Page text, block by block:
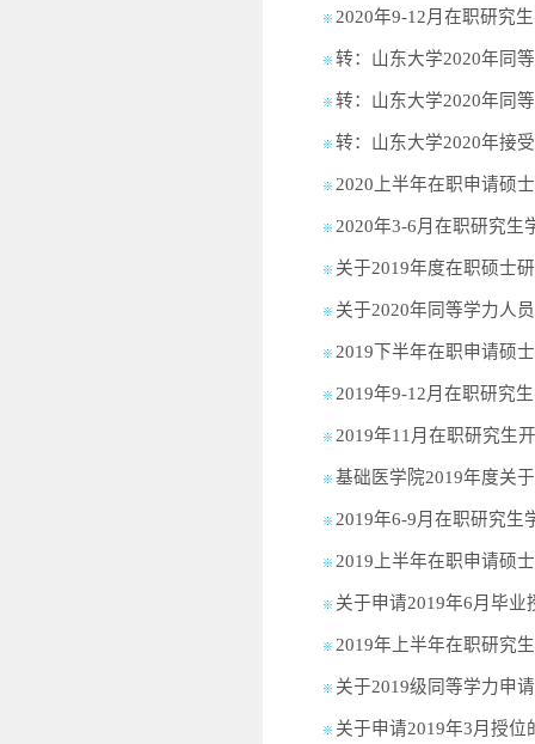
※ 2020年9-12月在职研究
※ 转：山东大学2020年同
※ 转：山东大学2020年同
※ 转：山东大学2020年接
※ 2020上半年在职申请硕
※ 2020年3-6月在职研究生
※ 关于2019年度在职硕士
※ 关于2020年同等学力人
※ 2019下半年在职申请硕
※ 2019年9-12月在职研究
※ 2019年11月在职研究生
※ 基础医学院2019年度关
※ 2019年6-9月在职研究生
※ 2019上半年在职申请硕
※ 关于申请2019年6月毕
※ 2019年上半年在职研究
※ 关于2019级同等学力申
※ 关于申请2019年3月授